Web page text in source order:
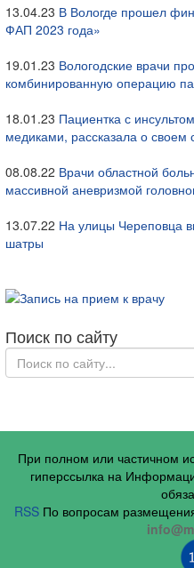
13.04.23 В Вологде прошел
ФАП 2023 года»
19.01.23 Вологодские врачи
комбинированную операцию
18.01.23 Пациентка с
медиками, рассказала о своем
08.08.22 Врачи областной
массивной аневризмой
13.07.22 На улицы Череповца
шатры
Поиск по сайту
При полном или частичном
гиперссылка на
RSS По вопросам